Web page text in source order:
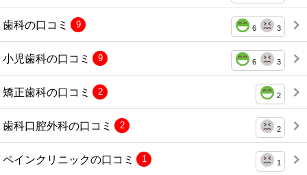
歯科の口コミ 6 3
9
小児歯科の口コミ 6 3
9
矯正歯科の口コミ 2
2
歯科口腔外科の口コミ 2
2
ペインクリニックの口コミ 1
1